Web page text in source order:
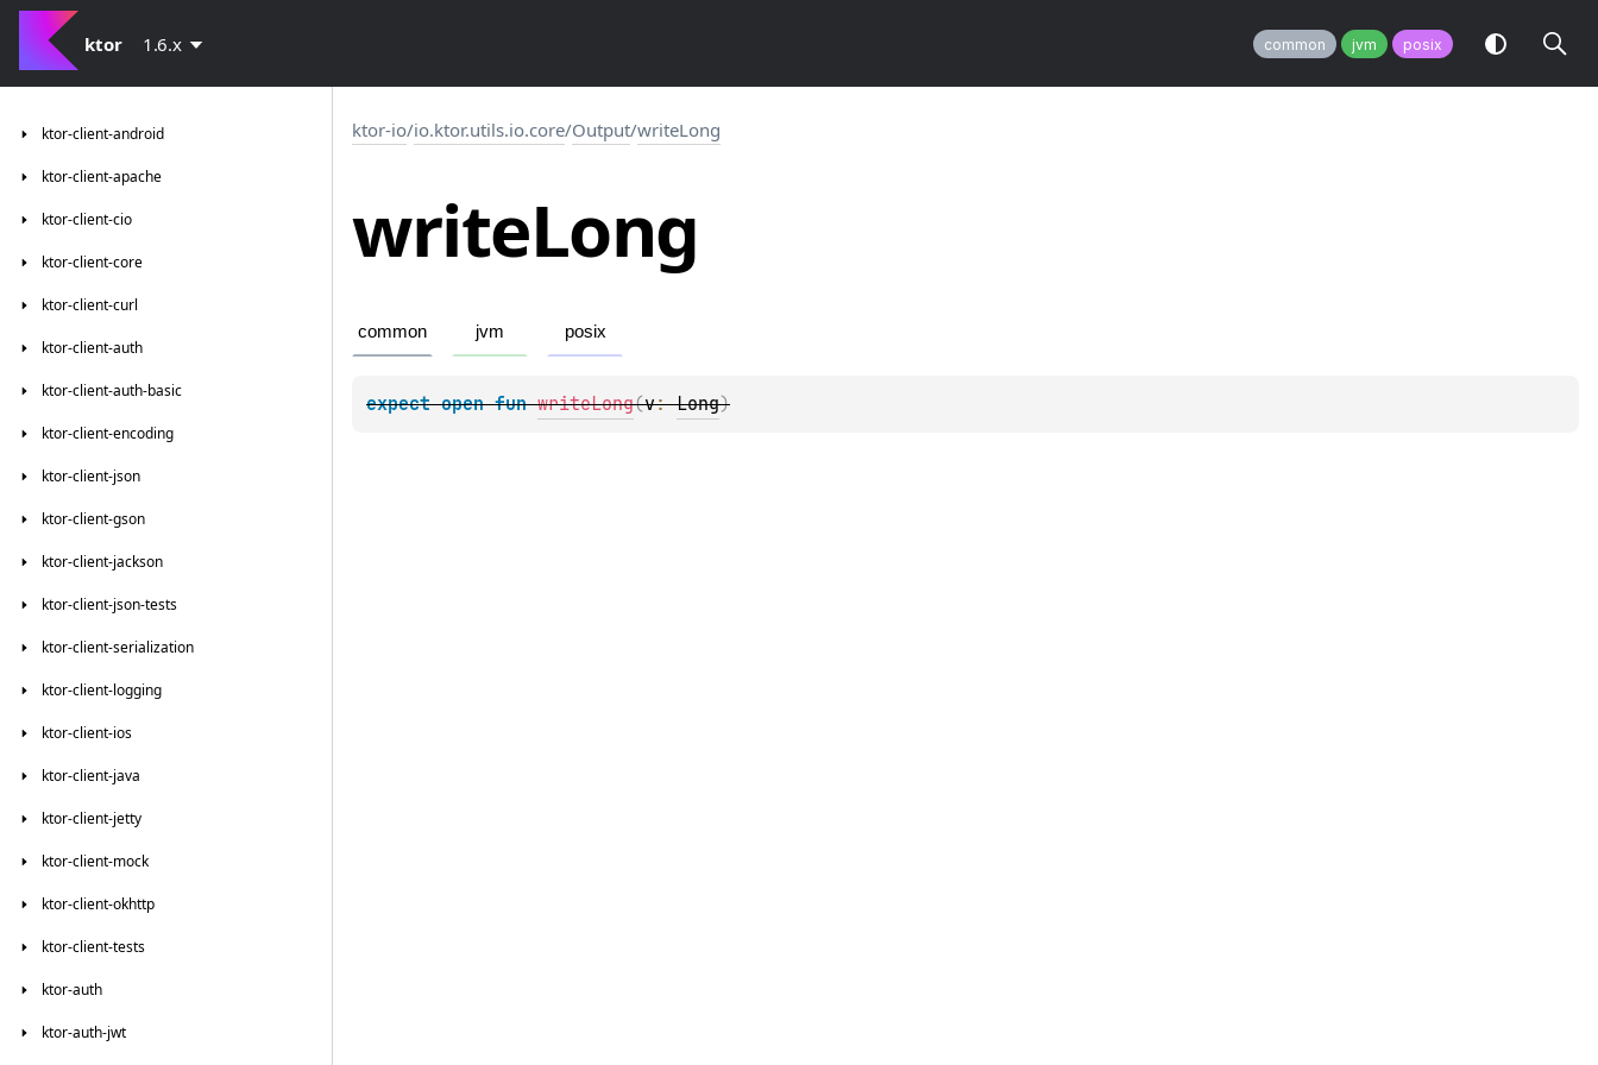
ktor 1.6.x common jvm posix
ktor-client-android
ktor-client-apache
ktor-client-cio
ktor-client-core
ktor-client-curl
ktor-client-auth
ktor-client-auth-basic
ktor-client-encoding
ktor-client-json
ktor-client-gson
ktor-client-jackson
ktor-client-json-tests
ktor-client-serialization
ktor-client-logging
ktor-client-ios
ktor-client-java
ktor-client-jetty
ktor-client-mock
ktor-client-okhttp
ktor-client-tests
ktor-auth
ktor-auth-jwt
ktor-io/io.ktor.utils.io.core/Output/writeLong
writeLong
common jvm posix
expect open fun writeLong(v: Long)